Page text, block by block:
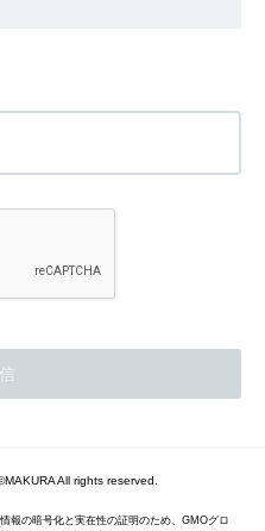
All rights reserved.
報の暗号化と実在性の証明のため、GMOグロ